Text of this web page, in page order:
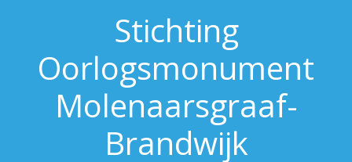
Stichting
Oorlogsmonument
Molenaarsgraaf-
Brandwijk